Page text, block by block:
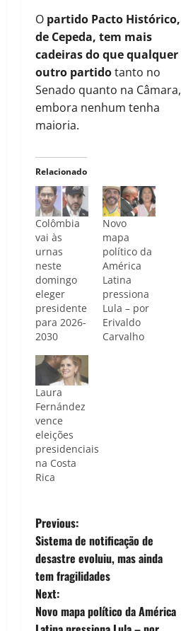
O partido Pacto Histórico,
de Cepeda, tem mais
cadeiras do que qualquer
outro partidotanto no
Senado quanto na Câmara,
embora nenhum tenha
maioria.
Relacionado
Colômbia
vai às
urnas
neste
domingo
eleger
presidente
para 2026-
2030
Novo
mapa
político da
América
Latina
pressiona
Lula – por
Erivaldo
Carvalho
Laura
Fernández
vence
eleições
presidenciais
na Costa
Rica
P
o
s
t
Previous:
Sistema de notificação de
desastre evoluiu, mas ainda
tem fragilidades
Next:
Novo mapa político da América